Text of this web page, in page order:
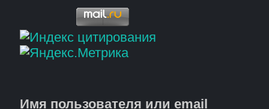
Имя пользователя или email